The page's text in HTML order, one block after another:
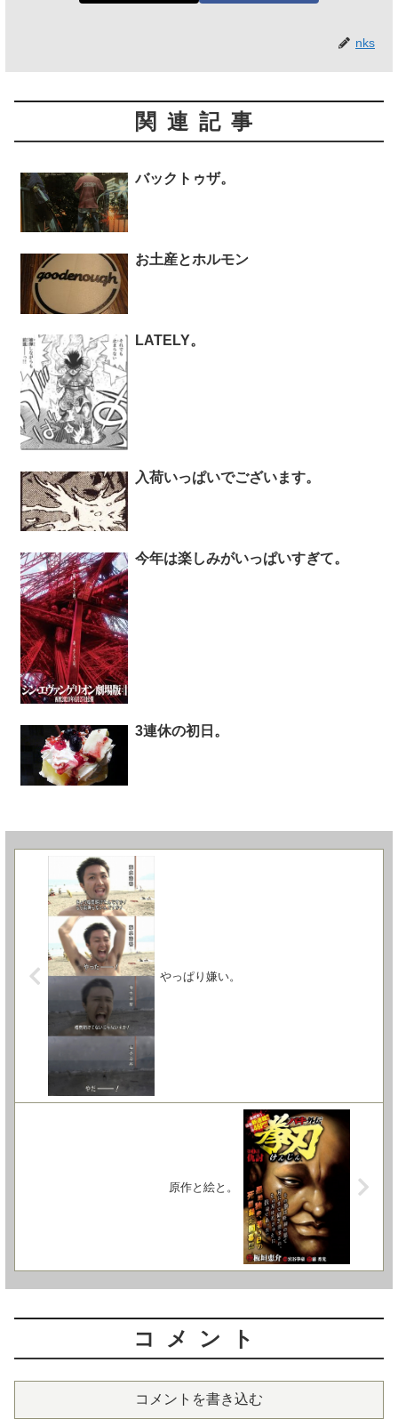
nks
関連記事
バックトゥザ。
お土産とホルモン
LATELY。
入荷いっぱいでございます。
今年は楽しみがいっぱいすぎて。
3連休の初日。
やっぱり嫌い。
原作と絵と。
コメント
コメントを書き込む